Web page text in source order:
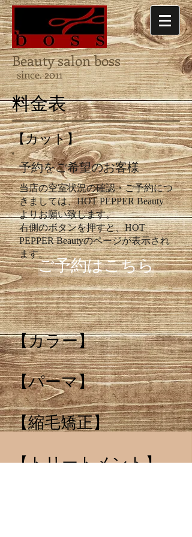
Beauty salon boss
since. 2011
料金表
【カット】
予約をご希望のお客様
当店の空室状況の確認・ご予約につ
きましては、HOT PEPPER Beauty
よりお願い致します。
右側のボタンを押すと、HOT
PEPPER Beautyのページが表示され
ます。
ご予約はこちら
【カラー】
【パーマ】
【縮毛矯正】
【トリートメント】